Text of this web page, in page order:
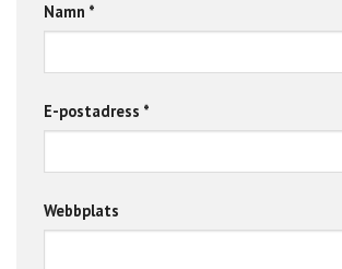
Namn *
E-postadress *
Webbplats